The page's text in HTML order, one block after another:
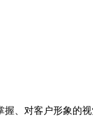
、对客户形象的